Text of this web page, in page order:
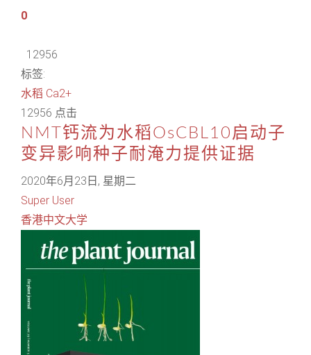
0
12956
标签:
水稻 Ca2+
12956 点击
NMT钙流为水稻OsCBL10启动子
变异影响种子耐淹力提供证据
2020年6月23日, 星期二
Super User
香港中文大学